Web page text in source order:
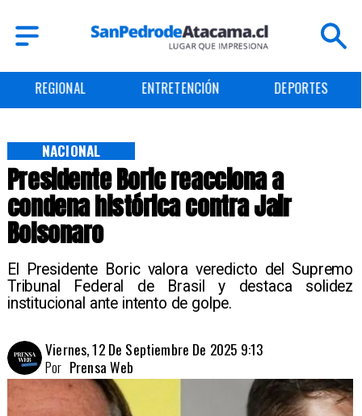
REGIONAL ENTRETENCIÓN DEPORTES
Presidente Boric reacciona a
condena histórica contra Jair
Bolsonaro
El Presidente Boric valora veredicto del Supremo
Tribunal Federal de Brasil y destaca solidez
institucional ante intento de golpe.
NACIONAL
Viernes, 12 De Septiembre De 2025 9:13
Prensa Web
Por